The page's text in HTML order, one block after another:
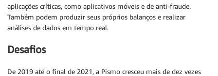
aplicações críticas, como aplicativos móveis e de anti-fraude.
Também podem produzir seus próprios balanços e realizar
análises de dados em tempo real.
Desafios
De 2019 até o final de 2021, a Pismo cresceu mais de dez vezes